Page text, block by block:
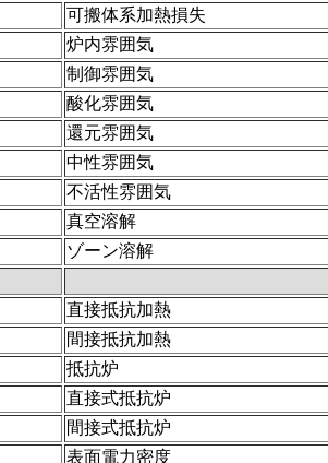
可搬体系加熱損失
炉内雰囲気
制御雰囲気
酸化雰囲気
還元雰囲気
中性雰囲気
不活性雰囲気
真空溶解
ゾーン溶解
直接抵抗加熱
間接抵抗加熱
抵抗炉
直接式抵抗炉
間接式抵抗炉
表面電力密度